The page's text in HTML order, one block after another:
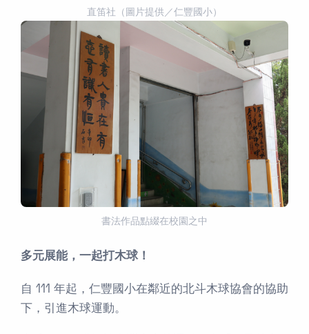
直笛社（圖片提供／仁豐國小）
書法作品點綴在校園之中
多元展能，一起打木球！
自 111 年起，仁豐國小在鄰近的北斗木球協會的協助
下，引進木球運動。